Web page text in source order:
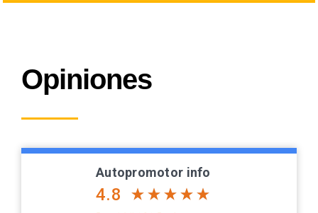
Opiniones
Autopromotor info
4.8